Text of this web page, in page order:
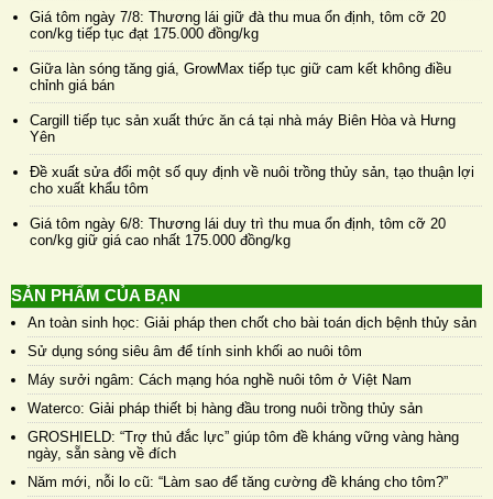
Giá tôm ngày 7/8: Thương lái giữ đà thu mua ổn định, tôm cỡ 20
con/kg tiếp tục đạt 175.000 đồng/kg
Giữa làn sóng tăng giá, GrowMax tiếp tục giữ cam kết không điều
chỉnh giá bán
Cargill tiếp tục sản xuất thức ăn cá tại nhà máy Biên Hòa và Hưng
Yên
Đề xuất sửa đổi một số quy định về nuôi trồng thủy sản, tạo thuận lợi
cho xuất khẩu tôm
Giá tôm ngày 6/8: Thương lái duy trì thu mua ổn định, tôm cỡ 20
con/kg giữ giá cao nhất 175.000 đồng/kg
SẢN PHẨM CỦA BẠN
An toàn sinh học: Giải pháp then chốt cho bài toán dịch bệnh thủy sản
Sử dụng sóng siêu âm để tính sinh khối ao nuôi tôm
Máy sưởi ngâm: Cách mạng hóa nghề nuôi tôm ở Việt Nam
Waterco: Giải pháp thiết bị hàng đầu trong nuôi trồng thủy sản
GROSHIELD: “Trợ thủ đắc lực” giúp tôm đề kháng vững vàng hàng
ngày, sẵn sàng về đích
Năm mới, nỗi lo cũ: “Làm sao để tăng cường đề kháng cho tôm?”